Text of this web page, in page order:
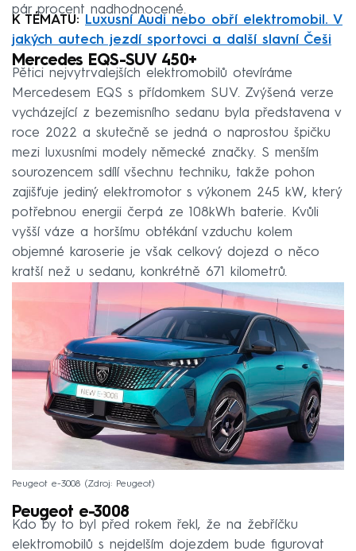
pár procent nadhodnocené.
K TÉMATU: Luxusní Audi nebo obří elektromobil. V
jakých autech jezdí sportovci a další slavní Češi
Mercedes EQS-SUV 450+
Pětici nejvytrvalejších elektromobilů otevíráme
Mercedesem EQS s přídomkem SUV. Zvýšená verze
vycházející z bezemisního sedanu byla představena v
roce 2022 a skutečně se jedná o naprostou špičku
mezi luxusními modely německé značky. S menším
sourozencem sdílí všechnu techniku, takže pohon
zajišťuje jediný elektromotor s výkonem 245 kW, který
potřebnou energii čerpá ze 108kWh baterie. Kvůli
vyšší váze a horšímu obtékání vzduchu kolem
objemné karoserie je však celkový dojezd o něco
kratší než u sedanu, konkrétně 671 kilometrů.
Peugeot e-3008 Zdroj: Peugeot
Peugeot e-3008
Kdo by to byl před rokem řekl, že na žebříčku
elektromobilů s nejdelším dojezdem bude figurovat